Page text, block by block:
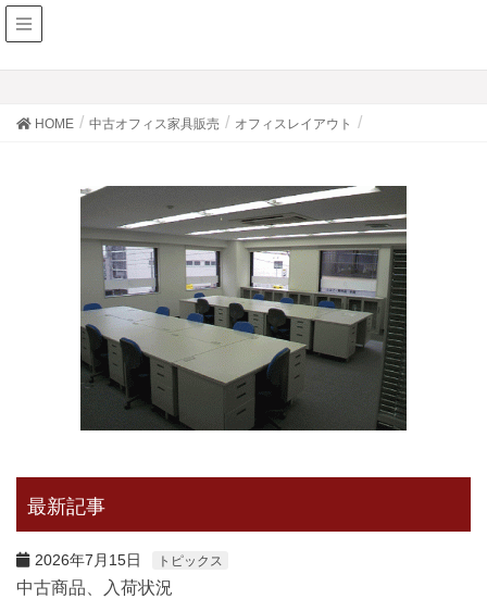
HOME 中古オフィス家具販売 オフィスレイアウト
最新記事
2026年7月15日 トピックス
中古商品、入荷状況